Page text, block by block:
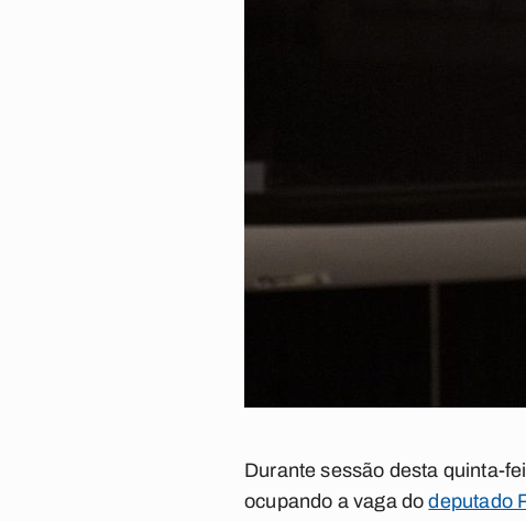
Durante sessão desta quinta-
ocupando a vaga dodeputado